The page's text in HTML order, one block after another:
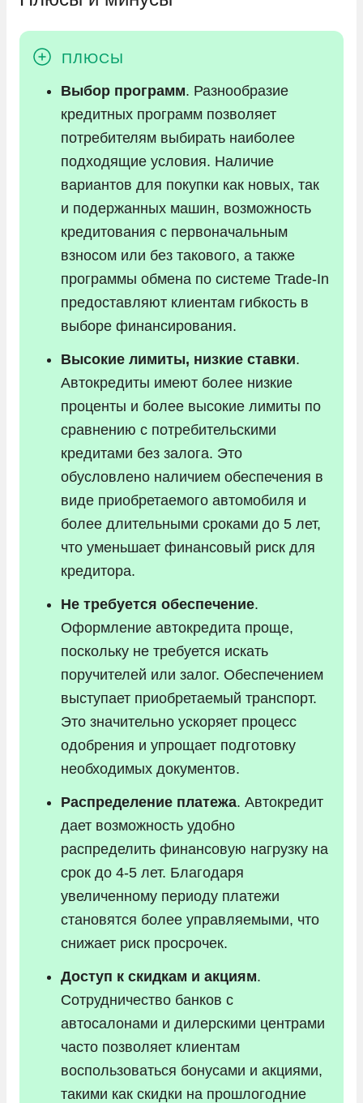
Выбор программ. Разнообразие
кредитных программ позволяет
потребителям выбирать наиболее
подходящие условия. Наличие
вариантов для покупки как новых, так
и подержанных машин, возможность
кредитования с первоначальным
взносом или без такового, а также
программы обмена по системе Trade-In
предоставляют клиентам гибкость в
выборе финансирования.
Высокие лимиты, низкие ставки.
Автокредиты имеют более низкие
проценты и более высокие лимиты по
сравнению с потребительскими
кредитами без залога. Это
обусловлено наличием обеспечения в
виде приобретаемого автомобиля и
более длительными сроками до 5 лет,
что уменьшает финансовый риск для
кредитора.
Не требуется обеспечение.
Оформление автокредита проще,
поскольку не требуется искать
поручителей или залог. Обеспечением
выступает приобретаемый транспорт.
Это значительно ускоряет процесс
одобрения и упрощает подготовку
необходимых документов.
Распределение платежа. Автокредит
дает возможность удобно
распределить финансовую нагрузку на
срок до 4-5 лет. Благодаря
увеличенному периоду платежи
становятся более управляемыми, что
снижает риск просрочек.
Доступ к скидкам и акциям.
Сотрудничество банков с
автосалонами и дилерскими центрами
часто позволяет клиентам
воспользоваться бонусами и акциями,
такими как скидки на прошлогодние